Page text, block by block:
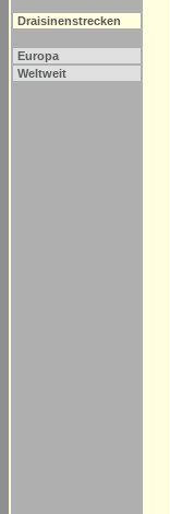
Draisinenstrecken
Europa
Weltweit